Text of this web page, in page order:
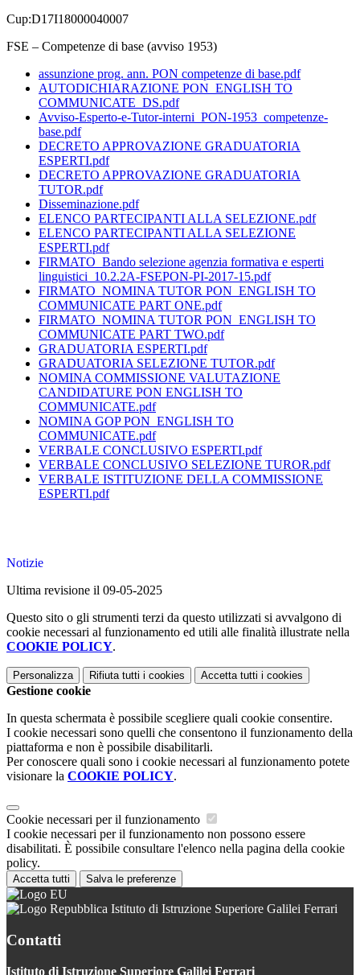
Cup:D17I18000040007
FSE – Competenze di base (avviso 1953)
assunzione prog. ann. PON competenze di base.pdf
AUTODICHIARAZIONE PON_ENGLISH TO
COMMUNICATE_DS.pdf
Avviso-Esperto-e-Tutor-interni_PON-1953_competenze-
base.pdf
DECRETO APPROVAZIONE GRADUATORIA
ESPERTI.pdf
DECRETO APPROVAZIONE GRADUATORIA
TUTOR.pdf
Disseminazione.pdf
ELENCO PARTECIPANTI ALLA SELEZIONE.pdf
ELENCO PARTECIPANTI ALLA SELEZIONE
ESPERTI.pdf
FIRMATO_Bando selezione agenzia formativa e esperti
linguistici_10.2.2A-FSEPON-PI-2017-15.pdf
FIRMATO_NOMINA TUTOR PON_ENGLISH TO
COMMUNICATE PART ONE.pdf
FIRMATO_NOMINA TUTOR PON_ENGLISH TO
COMMUNICATE PART TWO.pdf
GRADUATORIA ESPERTI.pdf
GRADUATORIA SELEZIONE TUTOR.pdf
NOMINA COMMISSIONE VALUTAZIONE
CANDIDATURE PON ENGLISH TO
COMMUNICATE.pdf
NOMINA GOP PON_ENGLISH TO
COMMUNICATE.pdf
VERBALE CONCLUSIVO ESPERTI.pdf
VERBALE CONCLUSIVO SELEZIONE TUROR.pdf
VERBALE ISTITUZIONE DELLA COMMISSIONE
ESPERTI.pdf
Notizie
Ultima revisione il 09-05-2025
Questo sito o gli strumenti terzi da questo utilizzati si avvalgono di
cookie necessari al funzionamento ed utili alle finalità illustrate nella
COOKIE POLICY.
Personalizza Rifiuta tutti i cookies Accetta tutti i cookies
Gestione cookie
In questa schermata è possibile scegliere quali cookie consentire.
I cookie necessari sono quelli che consentono il funzionamento della
piattaforma e non è possibile disabilitarli.
Per conoscere quali sono i cookie necessari al funzionamento potete
visionare la COOKIE POLICY.
Cookie necessari per il funzionamento
I cookie necessari per il funzionamento non possono essere
disabilitati. È possibile consultare l'elenco nella pagina della cookie
policy.
Accetta tutti Salva le preferenze
Istituto di Istruzione Superiore Galilei Ferrari
Contatti
Istituto di Istruzione Superiore Galilei Ferrari